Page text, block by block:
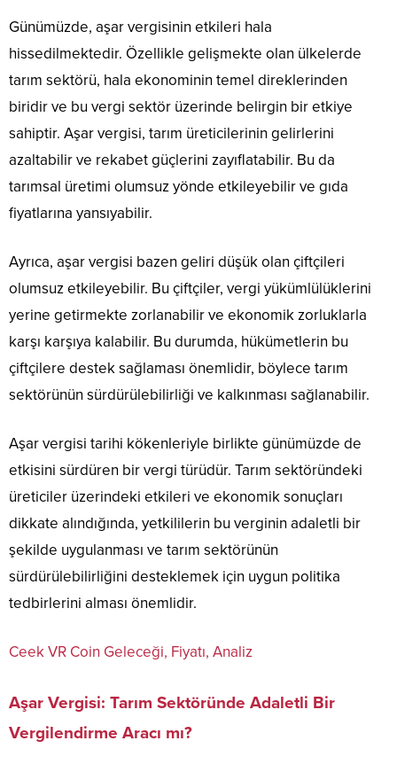
Günümüzde, aşar vergisinin etkileri hala
hissedilmektedir. Özellikle gelişmekte olan ülkelerde
tarım sektörü, hala ekonominin temel direklerinden
biridir ve bu vergi sektör üzerinde belirgin bir etkiye
sahiptir. Aşar vergisi, tarım üreticilerinin gelirlerini
azaltabilir ve rekabet güçlerini zayıflatabilir. Bu da
tarımsal üretimi olumsuz yönde etkileyebilir ve gıda
fiyatlarına yansıyabilir.
Ayrıca, aşar vergisi bazen geliri düşük olan çiftçileri
olumsuz etkileyebilir. Bu çiftçiler, vergi yükümlülüklerini
yerine getirmekte zorlanabilir ve ekonomik zorluklarla
karşı karşıya kalabilir. Bu durumda, hükümetlerin bu
çiftçilere destek sağlaması önemlidir, böylece tarım
sektörünün sürdürülebilirliği ve kalkınması sağlanabilir.
Aşar vergisi tarihi kökenleriyle birlikte günümüzde de
etkisini sürdüren bir vergi türüdür. Tarım sektöründeki
üreticiler üzerindeki etkileri ve ekonomik sonuçları
dikkate alındığında, yetkililerin bu verginin adaletli bir
şekilde uygulanması ve tarım sektörünün
sürdürülebilirliğini desteklemek için uygun politika
tedbirlerini alması önemlidir.
Ceek VR Coin Geleceği, Fiyatı, Analiz
Aşar Vergisi: Tarım Sektöründe Adaletli Bir
Vergilendirme Aracı mı?